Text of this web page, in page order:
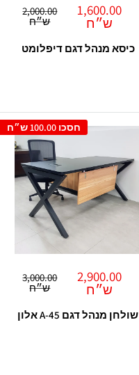
מחיר
מבצע
1,600.00
ש״ח
מחיר
רגיל
2,000.00
ש״ח
כיסא מנהל דגם דיפלומט
חסכו 100.00 ש״ח
מחיר
מבצע
2,900.00
ש״ח
מחיר
רגיל
3,000.00
ש״ח
שולחן מנהל דגם A-45 אלון